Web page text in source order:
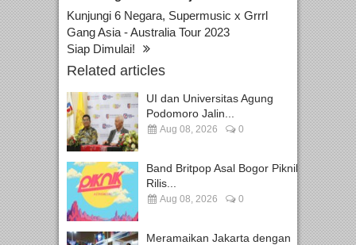
Kunjungi 6 Negara, Supermusic x Grrrl
Gang Asia - Australia Tour 2023
Siap Dimulai!
Related articles
UI dan Universitas Agung
Podomoro Jalin...
Aug 08, 2026 0
Band Britpop Asal Bogor Piknik
Rilis...
Aug 08, 2026 0
Meramaikan Jakarta dengan